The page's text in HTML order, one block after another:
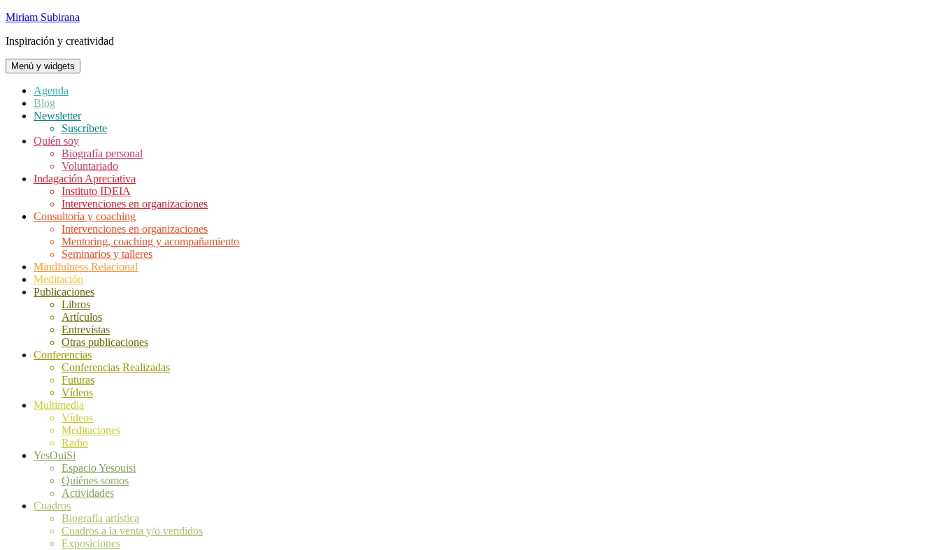
Saltar
contenido
Miriam Subirana
Inspiración y creatividad
Menú y widgets
Agenda
Blog
Newsletter
Suscríbete
Quién soy
Biografía personal
Voluntariado
Indagación Apreciativa
Instituto IDEIA
Intervenciones en organizaciones
Consultoría y coaching
Intervenciones en organizaciones
Mentoring, coaching y acompañamiento
Seminarios y talleres
Mindfulness Relacional
Meditación
Publicaciones
Libros
Artículos
Entrevistas
Otras publicaciones
Conferencias
Conferencias Realizadas
Futuras
Vídeos
Multimedia
Vídeos
Meditaciones
Radio
YesOuiSi
Espacio Yesouisi
Quiénes somos
Actividades
Cuadros
Biografía artística
Cuadros a la venta y/o vendidos
Exposiciones